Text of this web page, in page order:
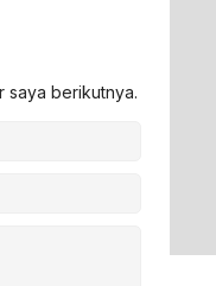
saya berikutnya.